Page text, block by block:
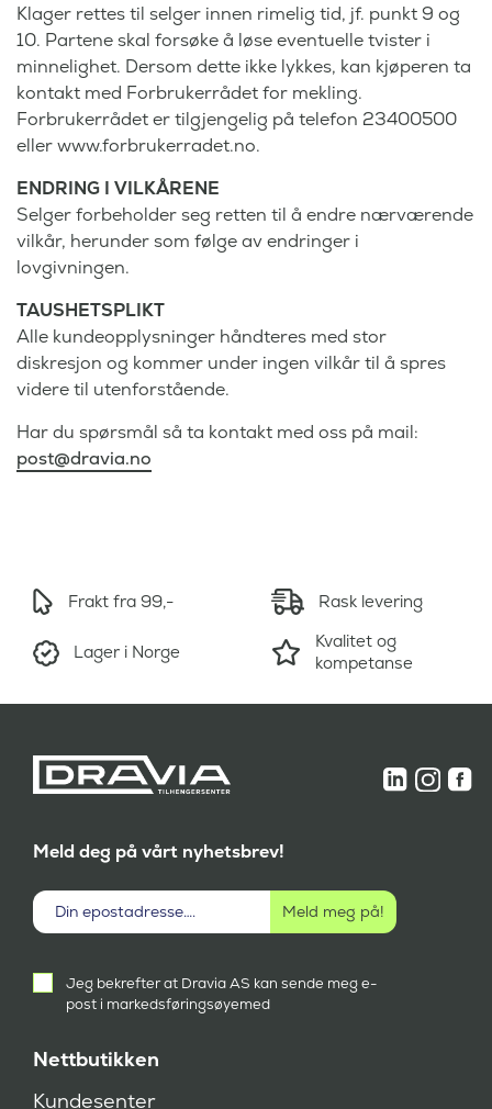
Klager rettes til selger innen rimelig tid, jf. punkt 9 og
10. Partene skal forsøke å løse eventuelle tvister i
minnelighet. Dersom dette ikke lykkes, kan kjøperen ta
kontakt med Forbrukerrådet for mekling.
Forbrukerrådet er tilgjengelig på telefon 23400500
eller www.forbrukerradet.no.
ENDRING I VILKÅRENE
Selger forbeholder seg retten til å endre nærværende
vilkår, herunder som følge av endringer i
lovgivningen.
TAUSHETSPLIKT
Alle kundeopplysninger håndteres med stor
diskresjon og kommer under ingen vilkår til å spres
videre til utenforstående.
Har du spørsmål så ta kontakt med oss på mail:
post@dravia.no
Frakt fra 99,- Rask levering
Lager i Norge
Kvalitet og
kompetanse
Nettbutikken
Kundesenter
Meld deg på vårt nyhetsbrev!
samtykke
k
e
Jeg bekrefter at Dravia AS kan sende meg e-
post i markedsføringsøyemed